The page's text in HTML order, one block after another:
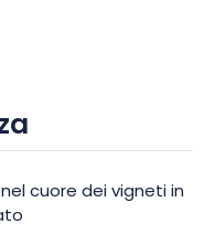
cuore dei vigneti in